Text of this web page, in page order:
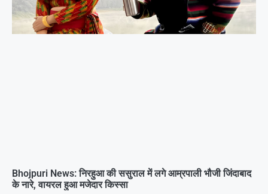
Bhojpuri News: निरहुआ की ससुराल में लगे आम्रपाली भौजी जिंदाबाद
के नारे, वायरल हुआ मजेदार किस्सा